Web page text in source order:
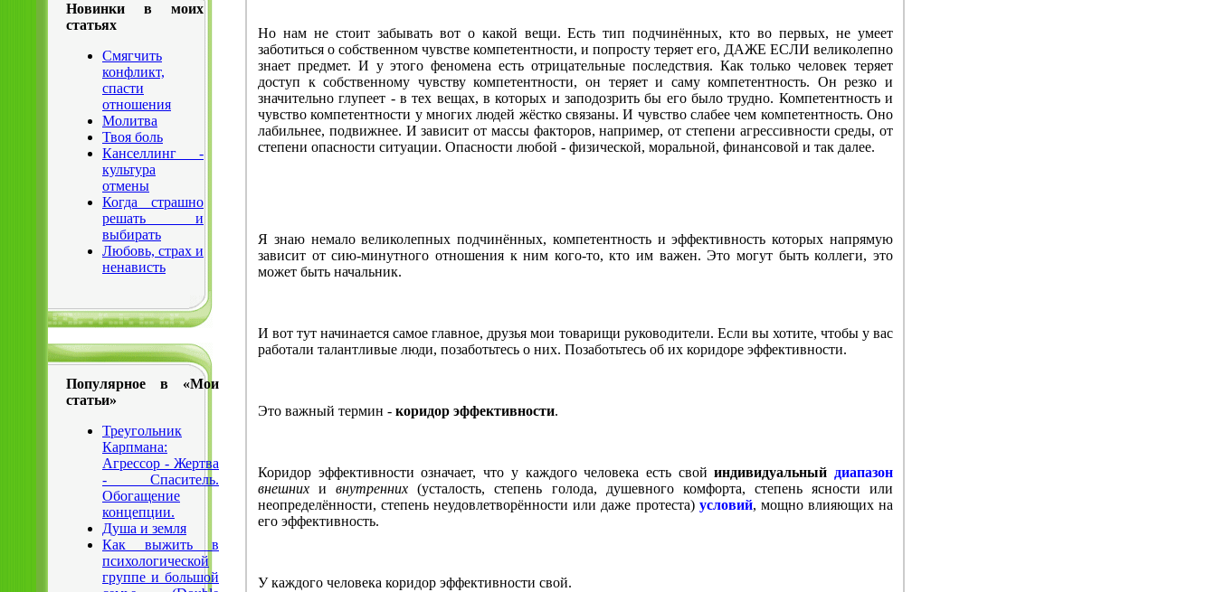
Новинки в моих
статьях
Смягчить
конфликт,
спасти
отношения
Молитва
Твоя боль
Канселлинг -
культура
отмены
Когда страшно
решать и
выбирать
Любовь, страх и
ненависть
Популярное в «Мои
статьи»
Треугольник
Карпмана:
Агрессор - Жертва
- Спаситель.
Обогащение
концепции.
Душа и земля
Как выжить в
психологической
группе и большой
Но нам не стоит забывать вот о какой вещи. Есть тип подчинённых, кто во первых, не умеет
заботиться о собственном чувстве компетентности, и попросту теряет его, ДАЖЕ ЕСЛИ великолепно
знает предмет. И у этого феномена есть отрицательные последствия. Как только человек теряет
доступ к собственному чувству компетентности, он теряет и саму компетентность. Он резко и
значительно глупеет - в тех вещах, в которых и заподозрить бы его было трудно. Компетентность и
чувство компетентности у многих людей жёстко связаны. И чувство слабее чем компетентность. Оно
лабильнее, подвижнее. И зависит от массы факторов, например, от степени агрессивности среды, от
степени опасности ситуации. Опасности любой - физической, моральной, финансовой и так далее.
Я знаю немало великолепных подчинённых, компетентность и эффективность которых напрямую
зависит от сию-минутного отношения к ним кого-то, кто им важен. Это могут быть коллеги, это
может быть начальник.
И вот тут начинается самое главное, друзья мои товарищи руководители. Если вы хотите, чтобы у вас
работали талантливые люди, позаботьтесь о них. Позаботьтесь об их коридоре эффективности.
Это важный термин - коридор эффективности.
Коридор эффективности означает, что у каждого человека есть свойиндивидуальный диапазон
внешнихивнутренних(усталость, степень голода, душевного комфорта, степень ясности или
неопределённости, степень неудовлетворённости или даже протеста) условий, мощно влияющих на
его эффективность.
У каждого человека коридор эффективности свой.